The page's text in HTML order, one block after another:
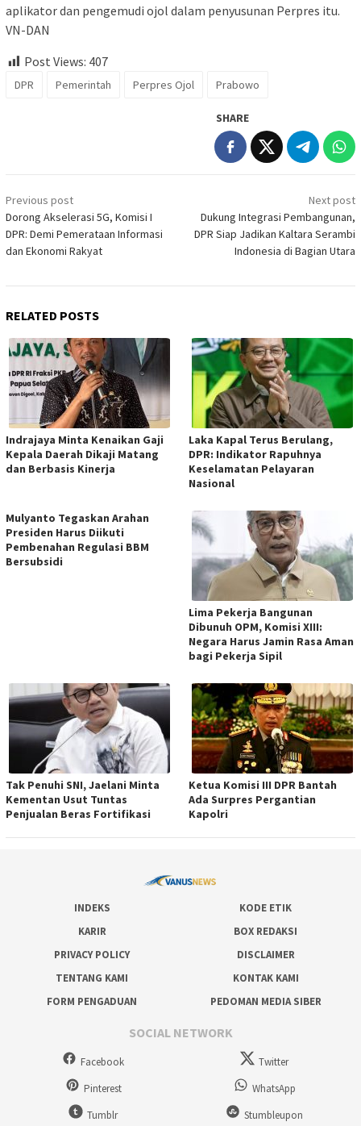
aplikator dan pengemudi ojol dalam penyusunan Perpres itu.
VN-DAN
Post Views: 407
DPR Pemerintah Perpres Ojol Prabowo
SHARE
Post
navigation
Previous post
Dorong Akselerasi 5G, Komisi I
DPR: Demi Pemerataan Informasi
dan Ekonomi Rakyat
Next post
Dukung Integrasi Pembangunan,
DPR Siap Jadikan Kaltara Serambi
Indonesia di Bagian Utara
RELATED POSTS
Indrajaya Minta Kenaikan Gaji
Kepala Daerah Dikaji Matang
dan Berbasis Kinerja
Laka Kapal Terus Berulang,
DPR: Indikator Rapuhnya
Keselamatan Pelayaran
Nasional
Mulyanto Tegaskan Arahan
Presiden Harus Diikuti
Pembenahan Regulasi BBM
Bersubsidi
Lima Pekerja Bangunan
Dibunuh OPM, Komisi XIII:
Negara Harus Jamin Rasa Aman
bagi Pekerja Sipil
Tak Penuhi SNI, Jaelani Minta
Kementan Usut Tuntas
Penjualan Beras Fortifikasi
Ketua Komisi III DPR Bantah
Ada Surpres Pergantian
Kapolri
INDEKS
KODE ETIK
KARIR
BOX REDAKSI
PRIVACY POLICY
DISCLAIMER
TENTANG KAMI
KONTAK KAMI
FORM PENGADUAN
PEDOMAN MEDIA SIBER
SOCIAL NETWORK
Facebook
Twitter
Pinterest
WhatsApp
Tumblr
Stumbleupon